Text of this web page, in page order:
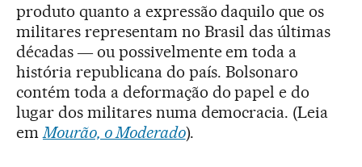
produto quanto a expressão daquilo que os
militares representam no Brasil das últimas
décadas ― ou possivelmente em toda a
história republicana do país. Bolsonaro
contém toda a deformação do papel e do
lugar dos militares numa democracia. (Leia
emMourão, o Moderado).